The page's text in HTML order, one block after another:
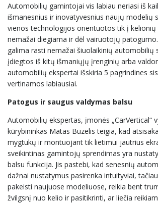
Automobilių gamintojai vis labiau neriasi iš
išmanesnius ir inovatyvesnius naujų modelių
vienos technologijos orientuotos tik į kelionių
nemažai diegiama ir dėl vairuotojų
galima rasti nemažai šiuolaikinių automobilių
įdiegtos iš kitų išmaniųjų įrenginių arba
automobilių ekspertai išskiria 5 pagrindines
vertinamos labiausiai.
Patogus ir saugus valdymas balsu
Automobilių ekspertas, įmonės „CarVertical“
kūrybininkas Matas Buzelis teigia, kad
mygtukų ir montuojant tik lietimui jautrius
sveikintinas gamintojų sprendimas yra
balsu funkcija. Jis pastebi, kad senesnių
dažnai nustatymus pasirenka intuityviai,
pakeisti naujuose modeliuose, reikia bent
žvilgsnį nuo kelio ir pasitikrinti, ar liečia